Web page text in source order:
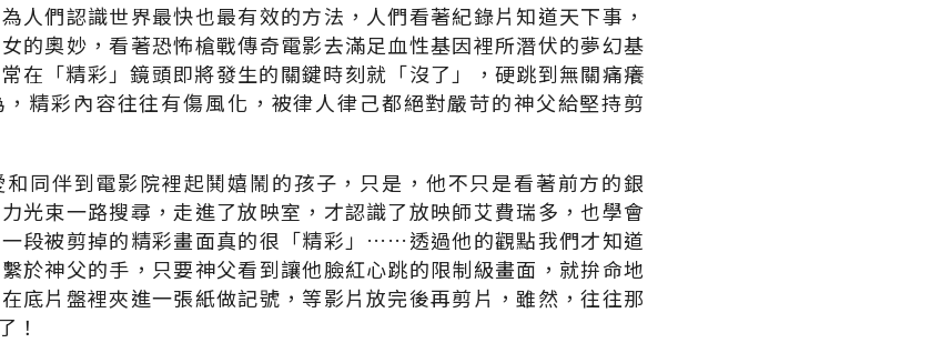
人們認識世界最快也最有效的方法，人們看著紀錄片知道天下事，
的奧妙，看著恐怖槍戰傳奇電影去滿足血性基因裡所潛伏的夢幻基
「精彩」鏡頭即將發生的關鍵時刻就「沒了」，硬跳到無關痛癢
精彩內容往往有傷風化，被律人律己都絕對嚴苛的神父給堅持剪
同伴到電影院裡起鬨嬉鬧的孩子，只是，他不只是看著前方的銀
光束一路搜尋，走進了放映室，才認識了放映師艾費瑞多，也學會
段被剪掉的精彩畫面真的很「精彩」……透過他的觀點我們才知道
於神父的手，只要神父看到讓他臉紅心跳的限制級畫面，就拚命地
底片盤裡夾進一張紙做記號，等影片放完後再剪片，雖然，往往那
！